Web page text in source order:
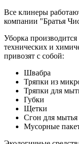
Все клинеры
компании "Братья
Уборка
технических и
привозят с собой:
Швабра
Тряпки из
Тряпки для
Губки
Щетки
Сгон для мытья
Мусорные